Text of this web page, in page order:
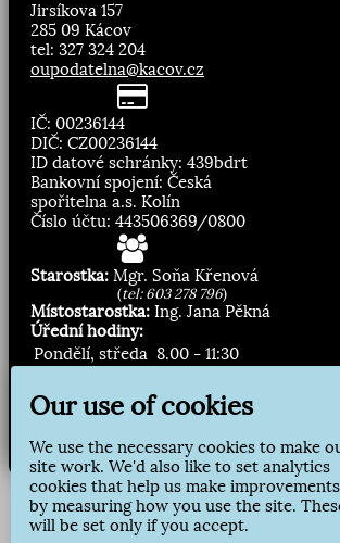
Jirsíkova 157
285 09 Kácov
tel: 327 324 204
oupodatelna@kacov.cz
IČ: 00236144
DIČ: CZ00236144
ID datové schránky: 439bdrt
Bankovní spojení: Česká
spořitelna a.s. Kolín
Číslo účtu: 443506369/0800
Starostka: Mgr. Soňa Křenová
(tel: 603 278 796)
Místostarostka: Ing. Jana Pěkná
Úřední hodiny:
Pondělí, středa 8.00 - 11:30
Přihlásit odběr
Our use of cookies
We use the necessary cookies to make
site work. We'd also like to set analytics
cookies that help us make improvements
by measuring how you use the site.
will be set only if you accept.